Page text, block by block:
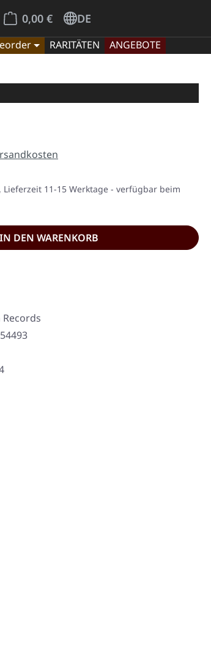
auf dem Merkzettel
0,00 €
Warenkorb enthält 0 Positionen. Der
DE
RARITÄTEN
ANGEBOTE
11-15 Werktage - verfügbar beim
IN DEN WARENKORB